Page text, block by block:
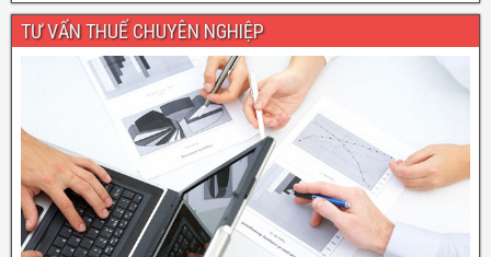
TƯ VẤN THUẾ CHUYÊN NGHIỆP